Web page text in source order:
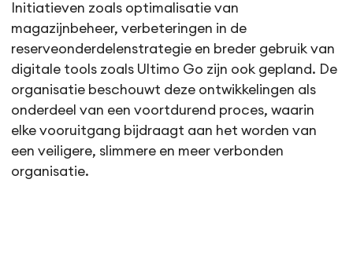
Initiatieven zoals optimalisatie van
magazijnbeheer, verbeteringen in de
reserveonderdelenstrategie en breder gebruik van
digitale tools zoals Ultimo Go zijn ook gepland. De
organisatie beschouwt deze ontwikkelingen als
onderdeel van een voortdurend proces, waarin
elke vooruitgang bijdraagt aan het worden van
een veiligere, slimmere en meer verbonden
organisatie.